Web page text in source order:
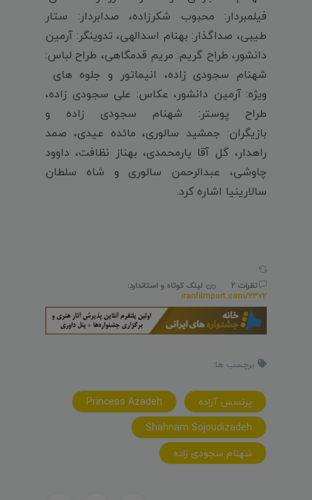
فیلمبردار: محبوب شکرزاده، صدابردار: ستار
طیبی، صداگذار: بهنام اسدالهی، تدوینگر: آرمین
دانشور، طراح گریم: مریم قدمگاهی، طراح لباس:
شهنام سجودی زاده، انیماتور و جلوه های
ویژه: آرمین دانشور، عکاس: علی سجودی زاده،
طراح پوستر: شهنام سجودی زاده و
بازیگران: جمشید سالوری، مائده عیدی، صمد
راهدار، گل آقا یارمحمدی، بهناز نظافت، داوود
چاوشی، عبدالرحمن سالوری و شاه سلطان
سالارینیا اشاره کرد.
نظرات 2
لینک کوتاه و استاندارد:
iranfilmport.com/2372
برچسب ها:
پرنسس آزاده
Princess Azadeh
Shahnam Sojoudizadeh
شهنام سجودی زاده